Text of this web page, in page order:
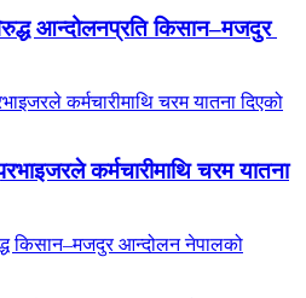
आन्दोलनप्रति किसान–मजदुर
कर्मचारीमाथि चरम यातना